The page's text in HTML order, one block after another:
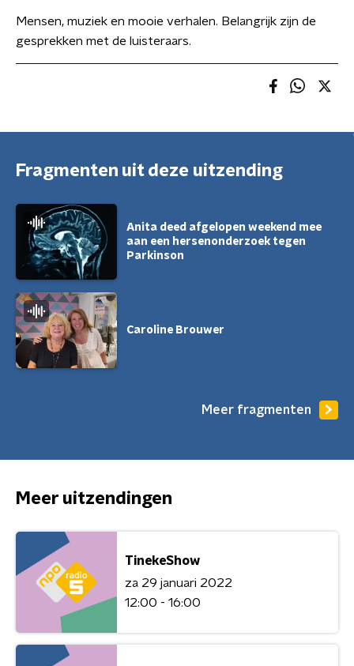
Mensen, muziek en mooie verhalen. Belangrijk zijn de
gesprekken met de luisteraars.
Fragmenten uit deze uitzending
Anita deed afgelopen weekend mee
aan een hersenonderzoek tegen
Parkinson
Caroline Brouwer
Meer fragmenten
Meer uitzendingen
TinekeShow
za 29 januari 2022
12:00 - 16:00